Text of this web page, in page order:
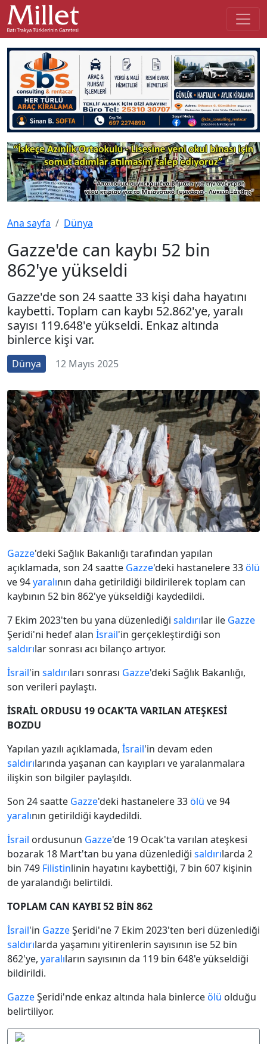
Ana sayfa Dünya
Gazze'de can kaybı 52 bin
862'ye yükseldi
Gazze'de son 24 saatte 33 kişi daha hayatını
kaybetti. Toplam can kaybı 52.862'ye, yaralı
sayısı 119.648'e yükseldi. Enkaz altında
binlerce kişi var.
Dünya 12 Mayıs 2025
Gazze'deki Sağlık Bakanlığı tarafından yapılan
açıklamada, son 24 saatte Gazze'deki hastanelere 33ölü
ve 94yaralının daha getirildiği bildirilerek toplam can
kaybının 52 bin 862'ye yükseldiği kaydedildi.
7 Ekim 2023'ten bu yana düzenlediği saldırılar ile Gazze
Şeridi'ni hedef alan İsrail'in gerçekleştirdiği son
saldırılar sonrası acı bilanço artıyor.
İsrail'in saldırıları sonrası Gazze'deki Sağlık Bakanlığı,
son verileri paylaştı.
İSRAİL ORDUSU 19 OCAK'TA VARILAN ATEŞKESİ
BOZDU
Yapılan yazılı açıklamada, İsrail'in devam eden
saldırılarında yaşanan can kayıpları ve yaralanmalara
ilişkin son bilgiler paylaşıldı.
Son 24 saatte Gazze'deki hastanelere 33ölü ve 94
yaralının getirildiği kaydedildi.
İsrail ordusunun Gazze'de 19 Ocak'ta varılan ateşkesi
bozarak 18 Mart'tan bu yana düzenlediği saldırılarda 2
bin 749 Filistinlinin hayatını kaybettiği, 7 bin 607 kişinin
de yaralandığı belirtildi.
TOPLAM CAN KAYBI 52 BİN 862
İsrail'in GazzeŞeridi'ne 7 Ekim 2023'ten beri düzenlediği
saldırılarda yaşamını yitirenlerin sayısının ise 52 bin
862'ye, yaralıların sayısının da 119 bin 648'e yükseldiği
bildirildi.
GazzeŞeridi'nde enkaz altında hala binlerceölü olduğu
belirtiliyor.